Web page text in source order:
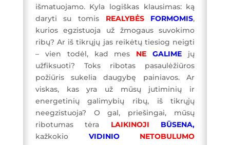
išmatuojamo. Kyla logiškas klausimas: ką
daryti su tomis REALYBĖS FORMOMIS,
kurios egzistuoja už žmogaus suvokimo
ribų? Ar iš tikrųjų jas reikėtų tiesiog neigti
– vien todėl, kad mes NE GALIME jų
užfiksuoti? Toks ribotas pasaulėžiūros
požiūris sukelia daugybę painiavos. Ar
viskas, kas yra už mūsų jutiminių ir
energetinių galimybių ribų, iš tikrųjų
neegzistuoja? O gal, priešingai, mūsų
ribotumas tėra LAIKINOJI
BŪSENA,
kažkokio VIDINIO
NETOBULUMO